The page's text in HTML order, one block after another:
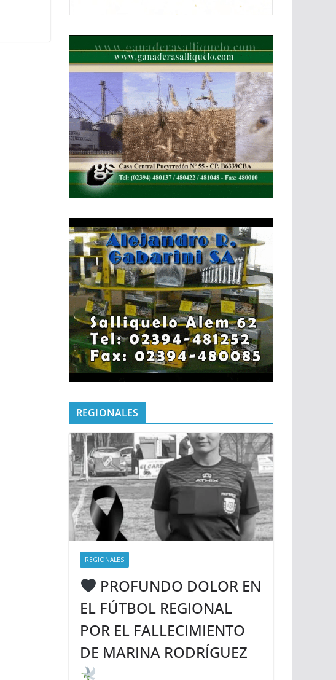
REGIONALES
REGIONALES
PROFUNDO DOLOR EN
EL FÚTBOL REGIONAL
POR EL FALLECIMIENTO
DE MARINA RODRÍGUEZ